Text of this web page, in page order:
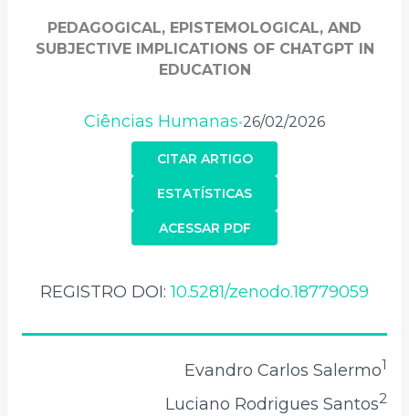
PEDAGOGICAL, EPISTEMOLOGICAL, AND
SUBJECTIVE IMPLICATIONS OF CHATGPT IN
EDUCATION
Ciências Humanas•26/02/2026
CITAR ARTIGO
ACESSAR PDF
ESTATÍSTICAS
REGISTRO DOI:10.5281/zenodo.18779059
Evandro Carlos Salermo1
Luciano Rodrigues Santos2